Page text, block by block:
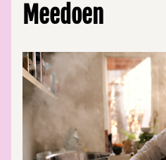
Meedoen